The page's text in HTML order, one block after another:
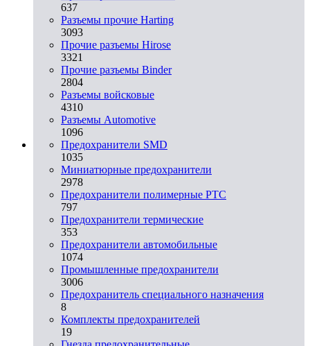
637
Разъемы прочие Harting
3093
Прочие разъемы Hirose
3321
Прочие разъемы Binder
2804
Разъемы войсковые
4310
Разъeмы Automotive
1096
Предохранители SMD
1035
Миниатюрные предохранители
2978
Предохранители полимерные PTC
797
Предохранители термические
353
Предохранители автомобильные
1074
Промышленные предохранители
3006
Предохранитель специального назначения
8
Комплекты предохранителей
19